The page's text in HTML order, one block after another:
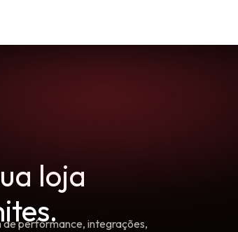
loja
de performance, integrações,